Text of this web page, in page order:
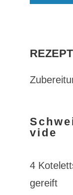
REZEPT
vide
4
gereift